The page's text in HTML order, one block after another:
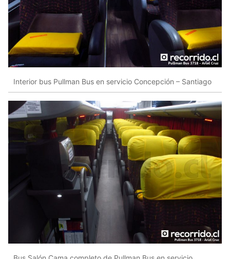
Interior bus Pullman Bus en servicio Concepción – Santiago